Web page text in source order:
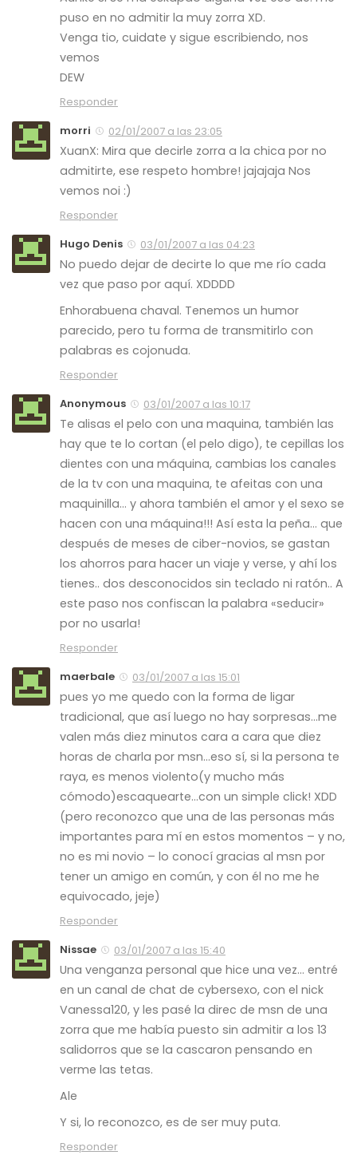
puso en no admitir la muy zorra XD.
Venga tio, cuidate y sigue escribiendo, nos
vemos
DEW
Responder
morri
02/01/2007 a las 23:05
XuanX: Mira que decirle zorra a la chica por no
admitirte, ese respeto hombre! jajajaja Nos
vemos noi :)
Responder
Hugo Denis
03/01/2007 a las 04:23
No puedo dejar de decirte lo que me río cada
vez que paso por aquí. XDDDD
Enhorabuena chaval. Tenemos un humor
parecido, pero tu forma de transmitirlo con
palabras es cojonuda.
Responder
Anonymous
03/01/2007 a las 10:17
Te alisas el pelo con una maquina, también las
hay que te lo cortan (el pelo digo), te cepillas los
dientes con una máquina, cambias los canales
de la tv con una maquina, te afeitas con una
maquinilla… y ahora también el amor y el sexo se
hacen con una máquina!!! Así esta la peña… que
después de meses de ciber-novios, se gastan
los ahorros para hacer un viaje y verse, y ahí los
tienes.. dos desconocidos sin teclado ni ratón.. A
este paso nos confiscan la palabra «seducir»
por no usarla!
Responder
maerbale
03/01/2007 a las 15:01
pues yo me quedo con la forma de ligar
tradicional, que así luego no hay sorpresas…me
valen más diez minutos cara a cara que diez
horas de charla por msn…eso sí, si la persona te
raya, es menos violento(y mucho más
cómodo)escaquearte…con un simple click! XDD
(pero reconozco que una de las personas más
importantes para mí en estos momentos – y no,
no es mi novio – lo conocí gracias al msn por
tener un amigo en común, y con él no me he
equivocado, jeje)
Responder
Nissae
03/01/2007 a las 15:40
Una venganza personal que hice una vez… entré
en un canal de chat de cybersexo, con el nick
Vanessa120, y les pasé la direc de msn de una
zorra que me había puesto sin admitir a los 13
salidorros que se la cascaron pensando en
verme las tetas.
Ale
Y si, lo reconozco, es de ser muy puta.
Responder